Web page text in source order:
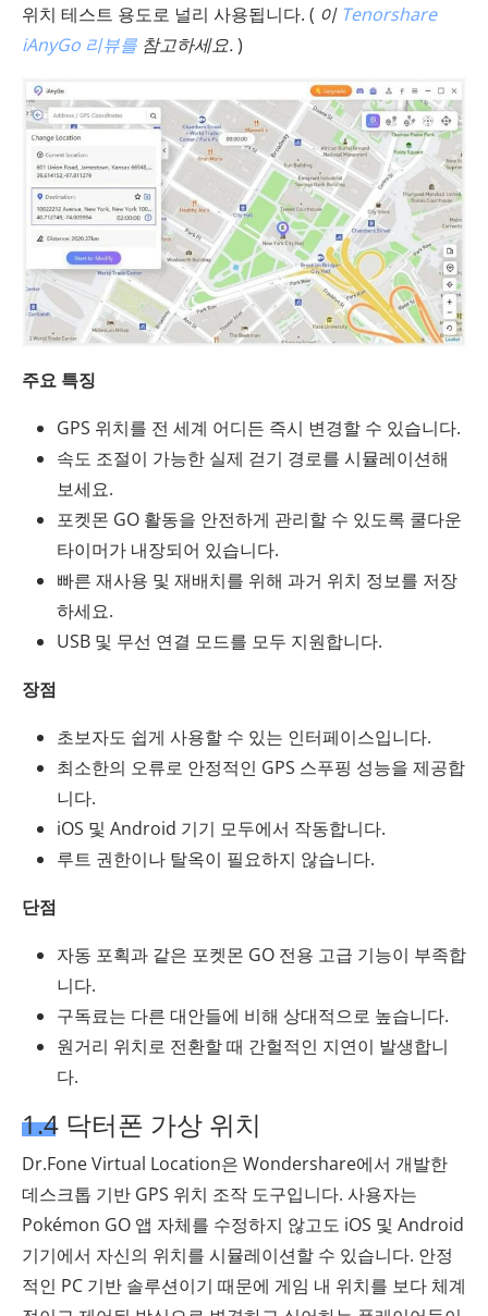
위치 테스트 용도로 널리 사용됩니다. ( 이 Tenorshare
iAnyGo 리뷰를 참고하세요.)
주요 특징
GPS 위치를 전 세계 어디든 즉시 변경할 수 있습니다.
속도 조절이 가능한 실제 걷기 경로를 시뮬레이션해
보세요.
포켓몬 GO 활동을 안전하게 관리할 수 있도록 쿨다운
타이머가 내장되어 있습니다.
빠른 재사용 및 재배치를 위해 과거 위치 정보를 저장
하세요.
USB 및 무선 연결 모드를 모두 지원합니다.
장점
초보자도 쉽게 사용할 수 있는 인터페이스입니다.
최소한의 오류로 안정적인 GPS 스푸핑 성능을 제공합
니다.
iOS 및 Android 기기 모두에서 작동합니다.
루트 권한이나 탈옥이 필요하지 않습니다.
단점
자동 포획과 같은 포켓몬 GO 전용 고급 기능이 부족합
니다.
구독료는 다른 대안들에 비해 상대적으로 높습니다.
원거리 위치로 전환할 때 간헐적인 지연이 발생합니
다.
1.4 닥터폰 가상 위치
Dr.Fone Virtual Location은 Wondershare에서 개발한
데스크톱 기반 GPS 위치 조작 도구입니다. 사용자는
Pokémon GO 앱 자체를 수정하지 않고도 iOS 및 Android
기기에서 자신의 위치를 ​​시뮬레이션할 수 있습니다. 안정
적인 PC 기반 솔루션이기 때문에 게임 내 위치를 보다 체계